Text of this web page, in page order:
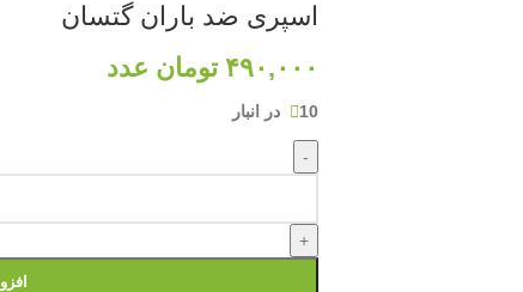
اسپری ضد باران گتسان
۴۹۰,۰۰۰ تومان عدد
10 در انبار
-
+